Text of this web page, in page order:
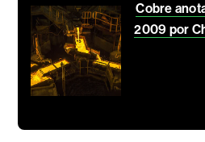
Cobre
2009 por